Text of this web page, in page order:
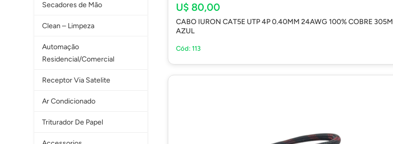
Secadores de Mão
Clean – Limpeza
Automação
Residencial/Comercial
Receptor Via Satelite
Ar Condicionado
Triturador De Papel
U$ 80,00
CABO IURON CAT5E UTP 4P 0.40MM 24AWG 100% COBRE 305M
AZUL
Cód: 113